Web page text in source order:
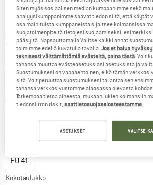
Hinta:
alk.79,95€ sis. alv
Ilman lähetyskuluja(FI)Suomi. Tietoa
Väri:Infinity / Acido
Valitse koko:
EU29 EU30 EU31 EU32
EU36 EU37 EU 38 EU
EU 41
Kokotaulukko
Siten myös sosiaalisen median kumppanimme sekä
analyysikumppanimme saavat tiedon siitä, että käytät
osa mainituista kumppaneista sijaitsee kolmansissa
suojatoimenpiteitä tietojesi suojaamiseksi,
pääsyltä. Napsauttamalla Valitse kaikki annat
toimimme edellä kuvatulla tavalla.Jos et halua
teknisesti välttämättömiä evästeitä, paina tästä. Voit
tahansa muuttaa evästeasetuksiasi asetuksista ja
Suostumuksesi on vapaaehtoinen, eikä tämän
sitä. Voit peruuttaa suostumuksesi tai antaa sen
tahansa verkkosivustomme alaosassa olevasta
Tarkempaa tietoa aiheesta, mukaan lukien kolmansiin
tiedonsiirron riskit,saattietosuojaselosteestamme.
ASETUKSET VALITSE